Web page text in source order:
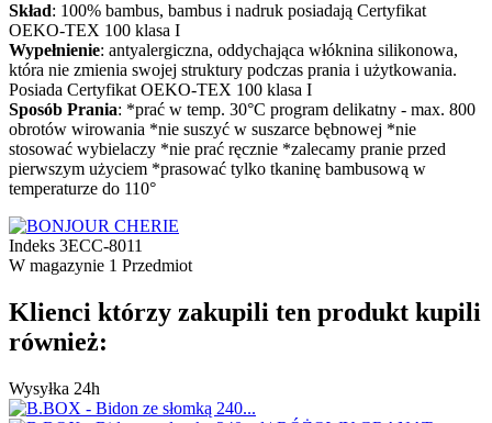
Skład: 100% bambus, bambus i nadruk posiadają Certyfikat
OEKO-TEX 100 klasa I
Wypełnienie: antyalergiczna, oddychająca włóknina silikonowa,
która nie zmienia swojej struktury podczas prania i użytkowania.
Posiada Certyfikat OEKO-TEX 100 klasa I
Sposób Prania: *prać w temp. 30°C program delikatny - max. 800
obrotów wirowania *nie suszyć w suszarce bębnowej *nie
stosować wybielaczy *nie prać ręcznie *zalecamy pranie przed
pierwszym użyciem *prasować tylko tkaninę bambusową w
temperaturze do 110°
Indeks 3ECC-8011
W magazynie 1 Przedmiot
Klienci którzy zakupili ten produkt kupili
również:
Wysyłka 24h